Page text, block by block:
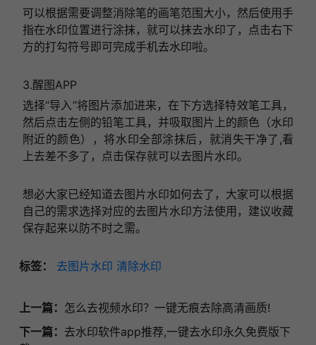
可以根据需要调整消除笔的画笔范围大小，然后使用手
指在水印位置进行涂抹，就可以抹去水印了，点击右下
方的打勾符号即可完成手机去水印啦。
3.醒图APP
选择“导入”将图片添加进来，在下方选择特效笔工具，
然后点击左侧的铅笔工具，并吸取图片上的颜色（水印
附近的颜色），将水印全部涂抹后，就消失干净了,看
上去差不多了，点击保存就可以去图片水印。
想必大家已经知道去图片水印如何去了，大家可以根据
自己的需求选择对应的去图片水印方法使用，建议收藏
保存起来以防不时之需。
标签： 去图片水印 清除水印
上一篇： 怎么去视频水印？一键无痕去除高清画质!
下一篇： 去水印软件app推荐,一键去水印永久免费版下